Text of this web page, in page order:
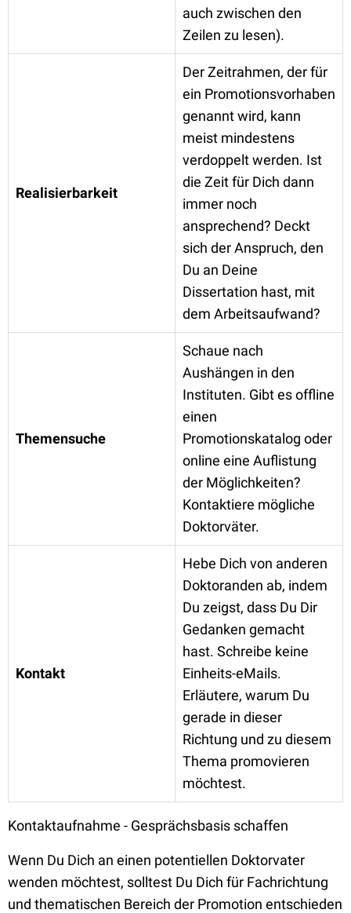
auch zwischen den
Zeilen zu lesen).
Realisierbarkeit
Der Zeitrahmen, der für
ein Promotionsvorhaben
genannt wird, kann
meist mindestens
verdoppelt werden. Ist
die Zeit für Dich dann
immer noch
ansprechend? Deckt
sich der Anspruch, den
Du an Deine
Dissertation hast, mit
dem Arbeitsaufwand?
Themensuche
Schaue nach
Aushängen in den
Instituten. Gibt es offline
einen
Promotionskatalog oder
online eine Auflistung
der Möglichkeiten?
Kontaktiere mögliche
Doktorväter.
Kontakt
Hebe Dich von anderen
Doktoranden ab, indem
Du zeigst, dass Du Dir
Gedanken gemacht
hast. Schreibe keine
Einheits-eMails.
Erläutere, warum Du
gerade in dieser
Richtung und zu diesem
Thema promovieren
möchtest.
Kontaktaufnahme - Gesprächsbasis schaffen
Wenn Du Dich an einen potentiellen Doktorvater
wenden möchtest, solltest Du Dich für Fachrichtung
und thematischen Bereich der Promotion entschieden